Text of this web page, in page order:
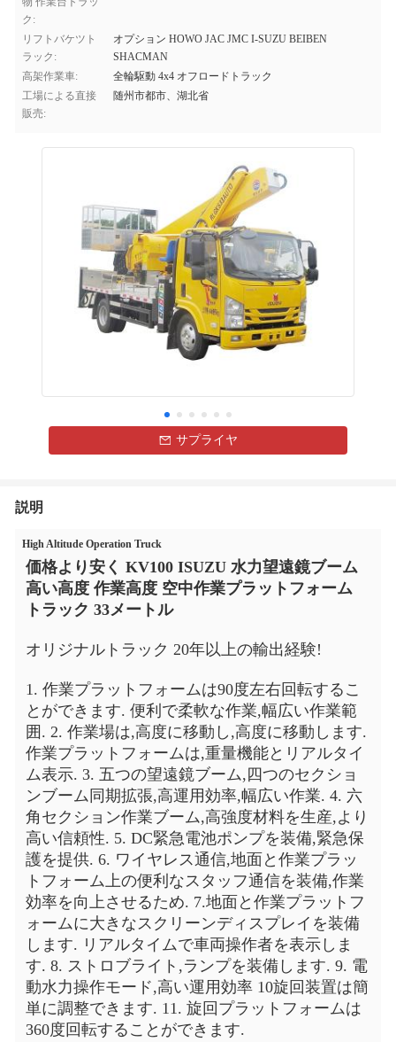
ク:
リフトバケツト
ラック:
オプション HOWO JAC JMC I-SUZU BEIBEN
SHACMAN
高架作業車:
全輪駆動 4x4 オフロードトラック
工場による直接
販売:
随州市都市、湖北省
サプライヤ
説明
High Altitude Operation Truck
価格より安く KV100 ISUZU 水力望遠鏡ブーム
高い高度 作業高度 空中作業プラットフォーム
トラック 33メートル
オリジナルトラック 20年以上の輸出経験!
1. 作業プラットフォームは90度左右回転するこ
とができます. 便利で柔軟な作業,幅広い作業範
囲. 2. 作業場は,高度に移動し,高度に移動します.
作業プラットフォームは,重量機能とリアルタイ
ム表示. 3. 五つの望遠鏡ブーム,四つのセクショ
ンブーム同期拡張,高運用効率,幅広い作業. 4. 六
角セクション作業ブーム,高強度材料を生産,より
高い信頼性. 5. DC緊急電池ポンプを装備,緊急保
護を提供. 6. ワイヤレス通信,地面と作業プラッ
トフォーム上の便利なスタッフ通信を装備,作業
効率を向上させるため. 7.地面と作業プラットフ
ォームに大きなスクリーンディスプレイを装備
します. リアルタイムで車両操作者を表示しま
す. 8. ストロブライト,ランプを装備します. 9. 電
動水力操作モード,高い運用効率 10旋回装置は簡
単に調整できます. 11. 旋回プラットフォームは
360度回転することができます.